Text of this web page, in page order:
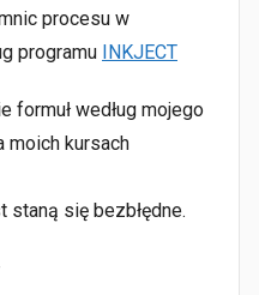
procesu w
programu
INKJECT
formuł według mojego
moich kursach
staną się bezbłędne.